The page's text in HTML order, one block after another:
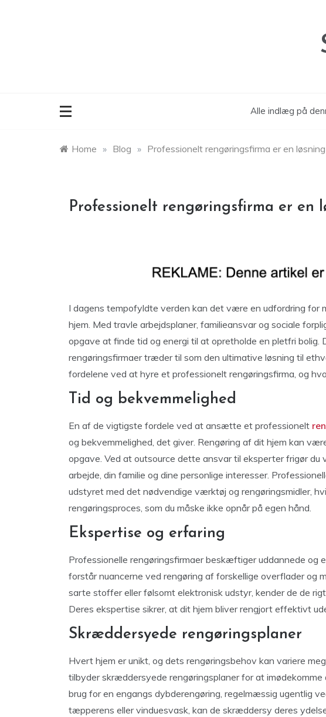
Alle indlæg på
Home » Blog » Professionelt rengøringsfirma er en
Professionelt rengøringsfirma er en
I dagens tempofyldte verden kan det være en udfordring for
hjem. Med travle arbejdsplaner, familieansvar og sociale
opgave at finde tid og energi til at opretholde en pletfri bolig.
rengøringsfirmaer træder til som den ultimative løsning til
fordelene ved at hyre et professionelt rengøringsfirma, og
Tid og bekvemmelighed
En af de vigtigste fordele ved at ansætte et professionelt
og bekvemmelighed, det giver. Rengøring af dit hjem kan
opgave. Ved at outsource dette ansvar til eksperter frigør
arbejde, din familie og dine personlige interesser.
udstyret med det nødvendige værktøj og rengøringsmidler,
rengøringsproces, som du måske ikke opnår på egen hånd.
Ekspertise og erfaring
Professionelle rengøringsfirmaer beskæftiger uddannede og
forstår nuancerne ved rengøring af forskellige overflader og
sarte stoffer eller følsomt elektronisk udstyr, kender de de
Deres ekspertise sikrer, at dit hjem bliver rengjort effektivt
Skræddersyede rengøringsplaner
Hvert hjem er unikt, og dets rengøringsbehov kan variere
tilbyder skræddersyede rengøringsplaner for at imødekomme
brug for en engangs dybderengøring, regelmæssig ugentlig
tæpperens eller vinduesvask, kan de skræddersy deres